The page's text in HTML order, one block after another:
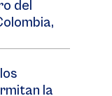
del
la